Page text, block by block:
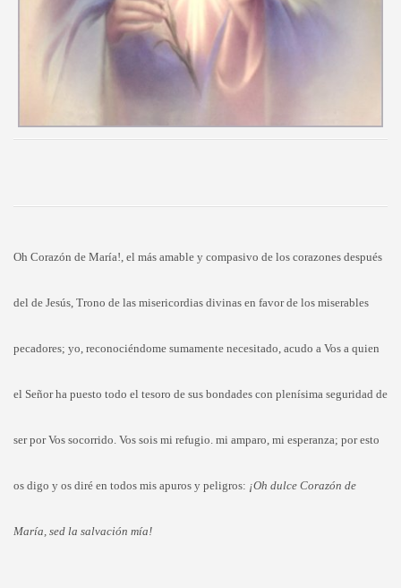
Oh Corazón de María!, el más amable y compasivo de los corazones después
del de Jesús, Trono de las misericordias divinas en favor de los miserables
pecadores; yo, reconociéndome sumamente necesitado, acudo a Vos a quien
el Señor ha puesto todo el tesoro de sus bondades con plenísima seguridad de
ser por Vos socorrido. Vos sois mi refugio. mi amparo, mi esperanza; por esto
os digo y os diré en todos mis apuros y peligros: ¡Oh dulce Corazón de
María, sed la salvación mía!